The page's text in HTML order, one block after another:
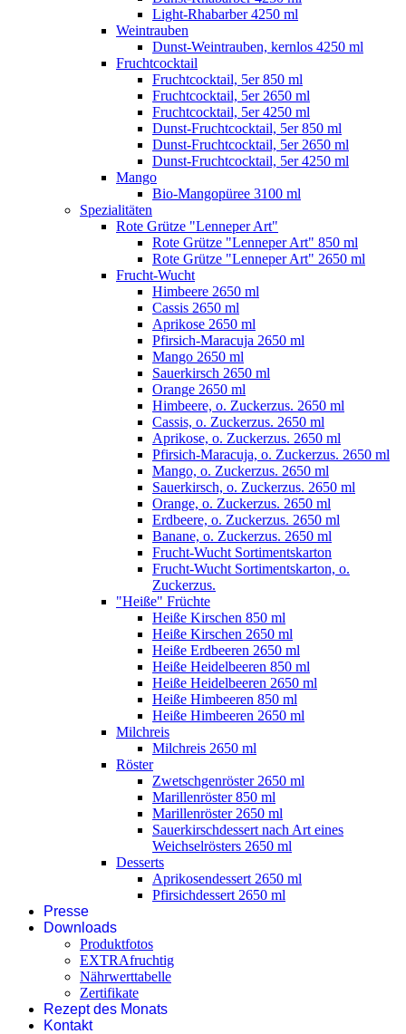
Light-Rhabarber 4250 ml
Weintrauben
Dunst-Weintrauben, kernlos 4250 ml
Fruchtcocktail
Fruchtcocktail, 5er 850 ml
Fruchtcocktail, 5er 2650 ml
Fruchtcocktail, 5er 4250 ml
Dunst-Fruchtcocktail, 5er 850 ml
Dunst-Fruchtcocktail, 5er 2650 ml
Dunst-Fruchtcocktail, 5er 4250 ml
Mango
Bio-Mangopüree 3100 ml
Spezialitäten
Rote Grütze "Lenneper Art"
Rote Grütze "Lenneper Art" 850 ml
Rote Grütze "Lenneper Art" 2650 ml
Frucht-Wucht
Himbeere 2650 ml
Cassis 2650 ml
Aprikose 2650 ml
Pfirsich-Maracuja 2650 ml
Mango 2650 ml
Sauerkirsch 2650 ml
Orange 2650 ml
Himbeere, o. Zuckerzus. 2650 ml
Cassis, o. Zuckerzus. 2650 ml
Aprikose, o. Zuckerzus. 2650 ml
Pfirsich-Maracuja, o. Zuckerzus. 2650 ml
Mango, o. Zuckerzus. 2650 ml
Sauerkirsch, o. Zuckerzus. 2650 ml
Orange, o. Zuckerzus. 2650 ml
Erdbeere, o. Zuckerzus. 2650 ml
Banane, o. Zuckerzus. 2650 ml
Frucht-Wucht Sortimentskarton
Frucht-Wucht Sortimentskarton, o.
Zuckerzus.
"Heiße" Früchte
Heiße Kirschen 850 ml
Heiße Kirschen 2650 ml
Heiße Erdbeeren 2650 ml
Heiße Heidelbeeren 850 ml
Heiße Heidelbeeren 2650 ml
Heiße Himbeeren 850 ml
Heiße Himbeeren 2650 ml
Milchreis
Milchreis 2650 ml
Röster
Zwetschgenröster 2650 ml
Marillenröster 850 ml
Marillenröster 2650 ml
Sauerkirschdessert nach Art eines
Weichselrösters 2650 ml
Desserts
Aprikosendessert 2650 ml
Pfirsichdessert 2650 ml
Presse
Downloads
Produktfotos
EXTRAfruchtig
Nährwerttabelle
Zertifikate
Rezept des Monats
Kontakt